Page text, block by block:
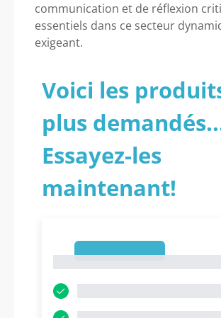
communication et de réflexion
essentiels dans ce secteur
exigeant.
Voici les
plus
Essayez-les
maintenant!